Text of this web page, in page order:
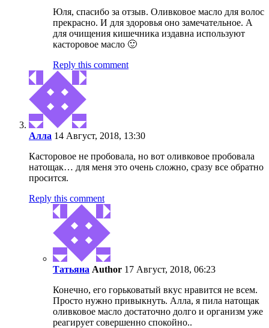
Юля, спасибо за отзыв. Оливковое масло для волос
прекрасно. И для здоровья оно замечательное. А
для очищения кишечника издавна используют
касторовое масло 🙂
Reply this comment
Алла 14 Август, 2018, 13:30
Касторовое не пробовала, но вот оливковое пробовала
натощак… для меня это очень сложно, сразу все обратно
просится.
Reply this comment
Татьяна Author 17 Август, 2018, 06:23
Конечно, его горьковатый вкус нравится не всем.
Просто нужно привыкнуть. Алла, я пила натощак
оливковое масло достаточно долго и организм уже
реагирует совершенно спокойно..